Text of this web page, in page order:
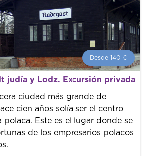
Desde 140 €
persona.
Colaboramos con los mejores
para tener el mejor precio y servicio.
judía y Lodz. Excursión privada
ciudad más grande de
cien años solía ser el centro
polaca. Este es el lugar donde se
de los empresarios polacos